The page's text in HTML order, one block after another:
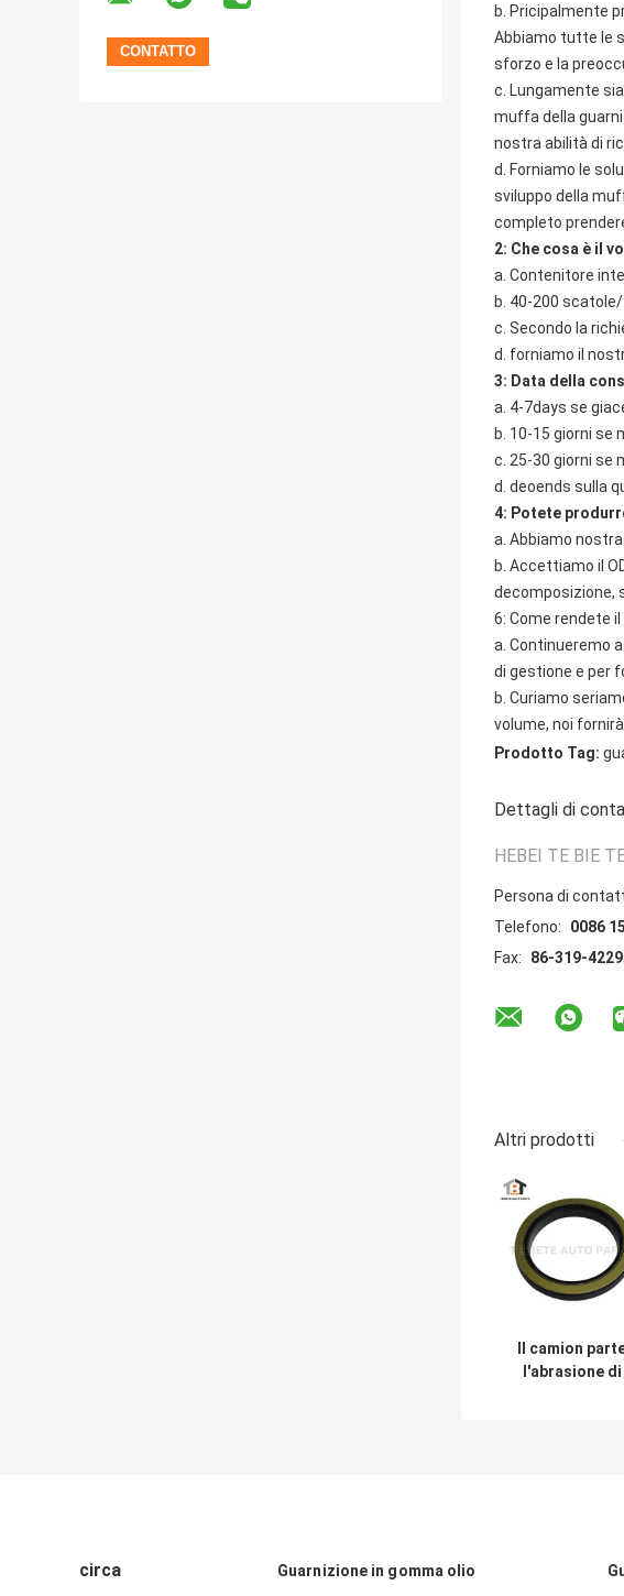
b. Pricipalmente
Abbiamo tutte le
sforzo e la
c. Lungamente
muffa della
nostra abilità di
d. Forniamo le
sviluppo della
completo
2: Che cosa è il
a. Contenitore
b. 40-200
c. Secondo la
d. forniamo il
3: Data della
a. 4-7days se
b. 10-15 giorni se
c. 25-30 giorni se
d. deoends sulla
4: Potete
a. Abbiamo nostra
b. Accettiamo il
decomposizione,
6: Come rendete
a. Continueremo
di gestione e per
b. Curiamo
volume, noi
Prodotto Tag:
Dettagli di
HEBEI TE BIE
Persona di
Telefono:
0086
Fax:
86-319-
Altri prodotti
Il camion
l'abrasione di
circa Guarnizione in gomma olio